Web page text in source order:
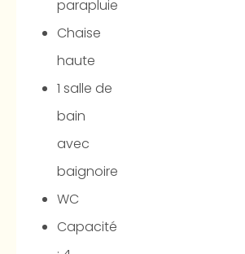
parapluie
Chaise
haute
1 salle de
bain
avec
baignoire
WC
Capacité